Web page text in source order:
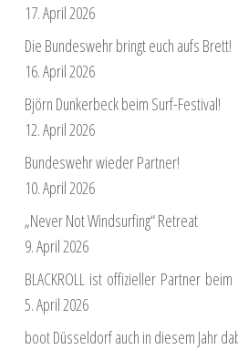
17. April 2026
Die Bundeswehr bringt euch aufs Brett!
16. April 2026
Björn Dunkerbeck beim Surf-Festival!
12. April 2026
Bundeswehr wieder Partner!
10. April 2026
„Never Not Windsurfing“ Retreat
9. April 2026
BLACKROLL ist offizieller Partner
5. April 2026
boot Düsseldorf auch in diesem Jahr